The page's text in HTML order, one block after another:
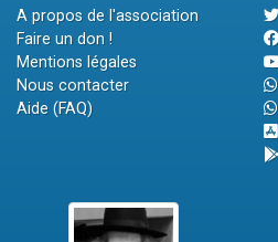
A propos de l'association
Faire un don !
Mentions légales
Nous contacter
Aide (FAQ)